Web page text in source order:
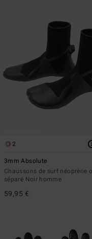
2
3mm Absolute
Chaussons de surf néoprène
séparé Noir homme
59,95 €